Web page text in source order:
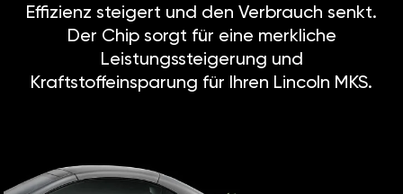
Effizienz steigert und den Verbrauch senkt.
Der Chip sorgt für eine merkliche
Leistungssteigerung und
Kraftstoffeinsparung für Ihren Lincoln MKS.